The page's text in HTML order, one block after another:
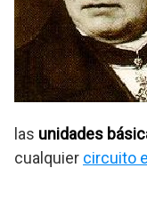
las unidades
cualquier circuito